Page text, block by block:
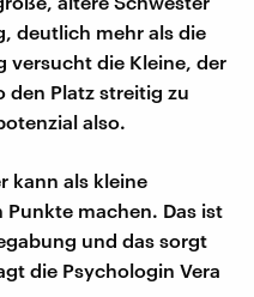
deutlich mehr als die
versucht die Kleine, der
den Platz streitig zu
also.
kann als kleine
Punkte machen. Das ist
und das sorgt
die Psychologin Vera